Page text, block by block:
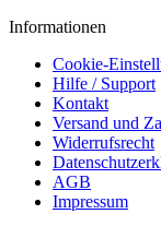
Informationen
Cookie-
Hilfe / Support
Kontakt
Versand und
Widerrufsrecht
AGB
Impressum